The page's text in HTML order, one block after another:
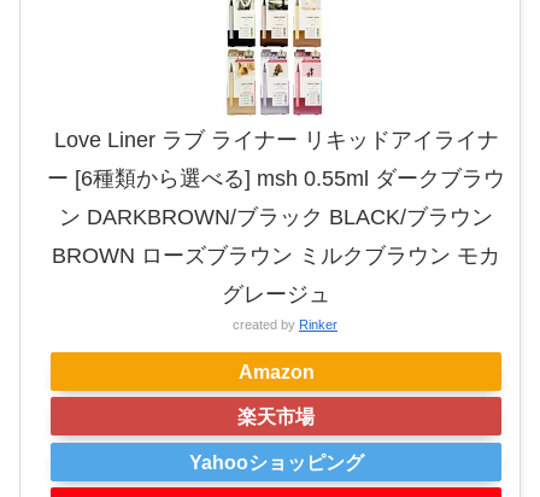
Love Liner ラブ ライナー リキッドアイライナ
ー [6種類から選べる] msh 0.55ml ダークブラウ
ン DARKBROWN/ブラック BLACK/ブラウン
BROWN ローズブラウン ミルクブラウン モカ
グレージュ
created by Rinker
Amazon
楽天市場
Yahooショッピング